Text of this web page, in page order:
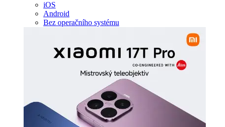
iOS
Android
Bez operačního systému